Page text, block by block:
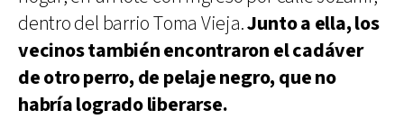
dentro del barrio Toma Vieja.Junto a ella, los
vecinos también encontraron el cadáver
de otro perro, de pelaje negro, que no
habría logrado liberarse.